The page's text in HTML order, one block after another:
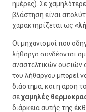
ημέρες). Σε
βλάστηση είναι
χαρακτηρίζεται ως
Οι μηχανισμοί που
λήθαργο συνδέονται
ανασταλτικών ουσιών
του λήθαργου μπορεί
διάστημα, και η άρση
σεχαμηλές
διάρκεια αυτής της